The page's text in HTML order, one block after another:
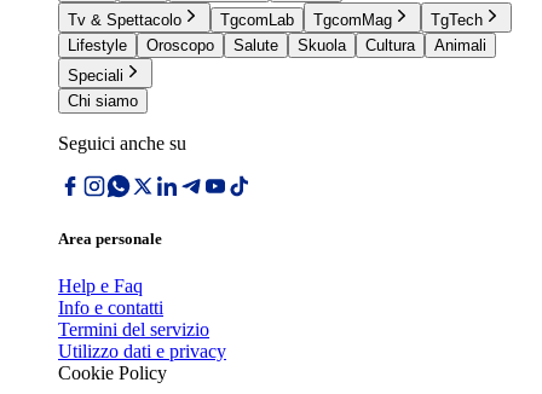
Tv & Spettacolo
TgcomLab TgcomMag
TgTech
Lifestyle
Oroscopo Salute Skuola Cultura
Animali
Speciali
Chi siamo
Seguici anche su
Area personale
Help e Faq
Info e contatti
Termini del servizio
Utilizzo dati e privacy
Cookie Policy